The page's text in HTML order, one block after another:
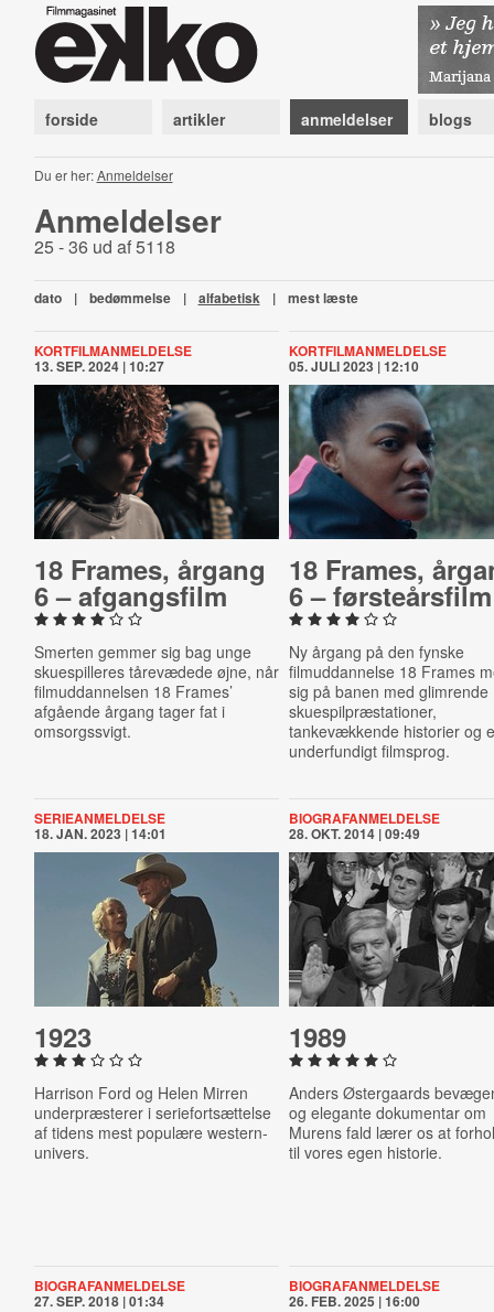
forside artikler anmeldelser blogs
Du er her:Anmeldelser
Anmeldelser
25 - 36 ud af 5118
dato | bedømmelse | alfabetisk | mest læste
KORTFILMANMELDELSE
13. SEP. 2024 | 10:27
18 Frames, årgang
6 – af­gangs­film
Smerten gemmer sig bag unge
skuespilleres tårevædede øjne, når
filmuddannelsen 18 Frames’
afgående årgang tager fat i
omsorgssvigt.
KORTFILMANMELDELSE
05. JULI 2023 | 12:10
18 Frames,
6 – første­års­film
Ny årgang på den fynske
filmuddannelse 18 Frames
sig på banen med glimrende
skuespilpræstationer,
tankevækkende historier og
underfundigt filmsprog.
SERIEANMELDELSE
18. JAN. 2023 | 14:01
1923
Harrison Ford og Helen Mirren
underpræsterer i seriefortsættelse
af tidens mest populære western-
univers.
BIOGRAFANMELDELSE
28. OKT. 2014 | 09:49
1989
Anders Østergaards
og elegante dokumentar om
Murens fald lærer os at
til vores egen historie.
BIOGRAFANMELDELSE
27. SEP. 2018 | 01:34
BIOGRAFANMELDELSE
26. FEB. 2025 | 16:00